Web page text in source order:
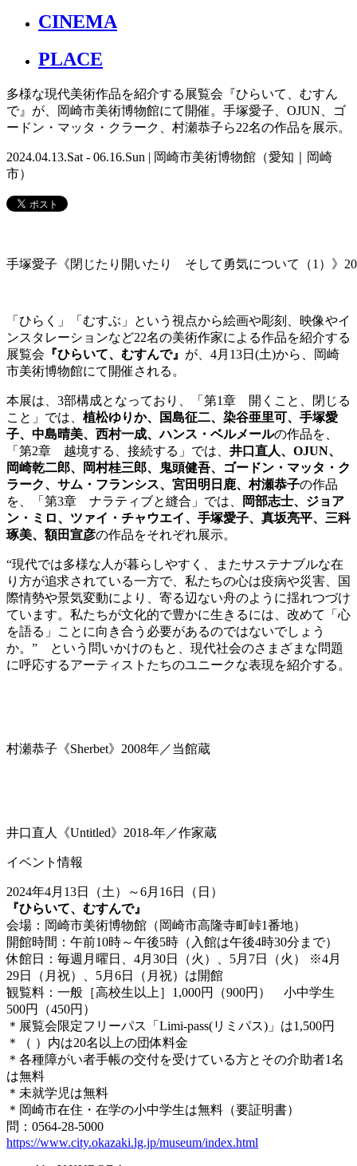
CINEMA
PLACE
多様な現代美術作品を紹介する展覧会『ひらいて、むすん
で』が、岡崎市美術博物館にて開催。手塚愛子、OJUN、ゴ
ードン・マッタ・クラーク、村瀬恭子ら22名の作品を展示。
2024.04.13.Sat - 06.16.Sun | 岡崎市美術博物館（愛知｜岡崎
市）
手塚愛子《閉じたり開いたり そして勇気について（1）》
「ひらく」「むすぶ」という視点から絵画や彫刻、映像やイ
ンスタレーションなど22名の美術作家による作品を紹介する
展覧会 『ひらいて、むすんで』 が、4月13日(土)から、岡崎
市美術博物館にて開催される。
本展は、3部構成となっており、「第1章 開くこと、閉じる
こと」では、 植松ゆりか、国島征二、染谷亜里可、手塚愛
子、中島晴美、西村一成、ハンス・ベルメールの作品を、
「第2章 越境する、接続する」では、 井口直人、OJUN、
岡崎乾二郎、岡村桂三郎、鬼頭健吾、ゴードン・マッタ・ク
ラーク、サム・フランシス、宮田明日鹿、村瀬恭子の作品
を、「第3章 ナラティブと縫合」では、
岡部志士、ジョア
ン・ミロ、ツァイ・チャウエイ、手塚愛子、真坂亮平、三科
琢美、額田宣彦の作品をそれぞれ展示。
“現代では多様な人が暮らしやすく、またサステナブルな在
り方が追求されている一方で、私たちの心は疫病や災害、国
際情勢や景気変動により、寄る辺ない舟のように揺れつづけ
ています。私たちが文化的で豊かに生きるには、改めて「心
を語る」ことに向き合う必要があるのではないでしょう
か。” という問いかけのもと、現代社会のさまざまな問題
に呼応するアーティストたちのユニークな表現を紹介する。
村瀬恭子《Sherbet》2008年／当館蔵
井口直人《Untitled》2018-年／作家蔵
イベント情報
2024年4月13日（土）～6月16日（日）
『ひらいて、むすんで』
会場：岡崎市美術博物館（岡崎市高隆寺町峠1番地）
開館時間：午前10時～午後5時（入館は午後4時30分まで）
休館日：毎週月曜日、4月30日（火）、5月7日（火） ※4月
29日（月祝）、5月6日（月祝）は開館
観覧料：一般［高校生以上］1,000円（900円） 小中学生
500円（450円）
＊展覧会限定フリーパス「Limi‐pass(リミパス)」は1,500円
＊（ ）内は20名以上の団体料金
＊各種障がい者手帳の交付を受けている方とその介助者1名
は無料
＊未就学児は無料
＊岡崎市在住・在学の小中学生は無料（要証明書）
問：0564-28-5000
https://www.city.okazaki.lg.jp/museum/index.html